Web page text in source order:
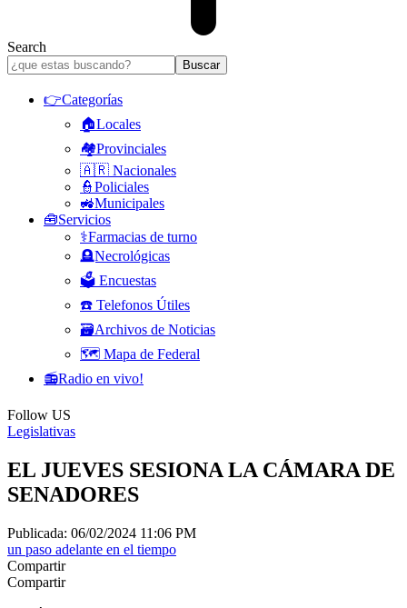
Search
👉Categorías
🏠Locales
🏘️Provinciales
🇦🇷 Nacionales
👮Policiales
🚜Municipales
🧰Servicios
⚕️Farmacias de turno
🪦Necrológicas
🗳️ Encuestas
☎️ Telefonos Útiles
🗃️Archivos de Noticias
🗺️ Mapa de Federal
📻Radio en vivo!
Follow US
Legislativas
EL JUEVES SESIONA LA CÁMARA DE
SENADORES
Publicada: 06/02/2024 11:06 PM
un paso adelante en el tiempo
Compartir
Compartir